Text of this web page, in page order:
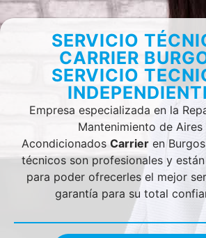
SERVICIO
CARRIER
SERVICIO
Empresa especializada en la
Mantenimiento de Aires
AcondicionadosCarrier en
técnicos son profesionales y
para poder ofrecerles el mejor
garantía para su total